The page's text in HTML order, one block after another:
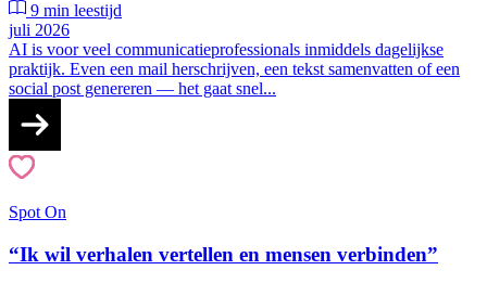
9 min leestijd
juli 2026
AI is voor veel communicatieprofessionals inmiddels dagelijkse
praktijk. Even een mail herschrijven, een tekst samenvatten of een
social post genereren — het gaat snel...
Spot On
“Ik wil verhalen vertellen en mensen verbinden”